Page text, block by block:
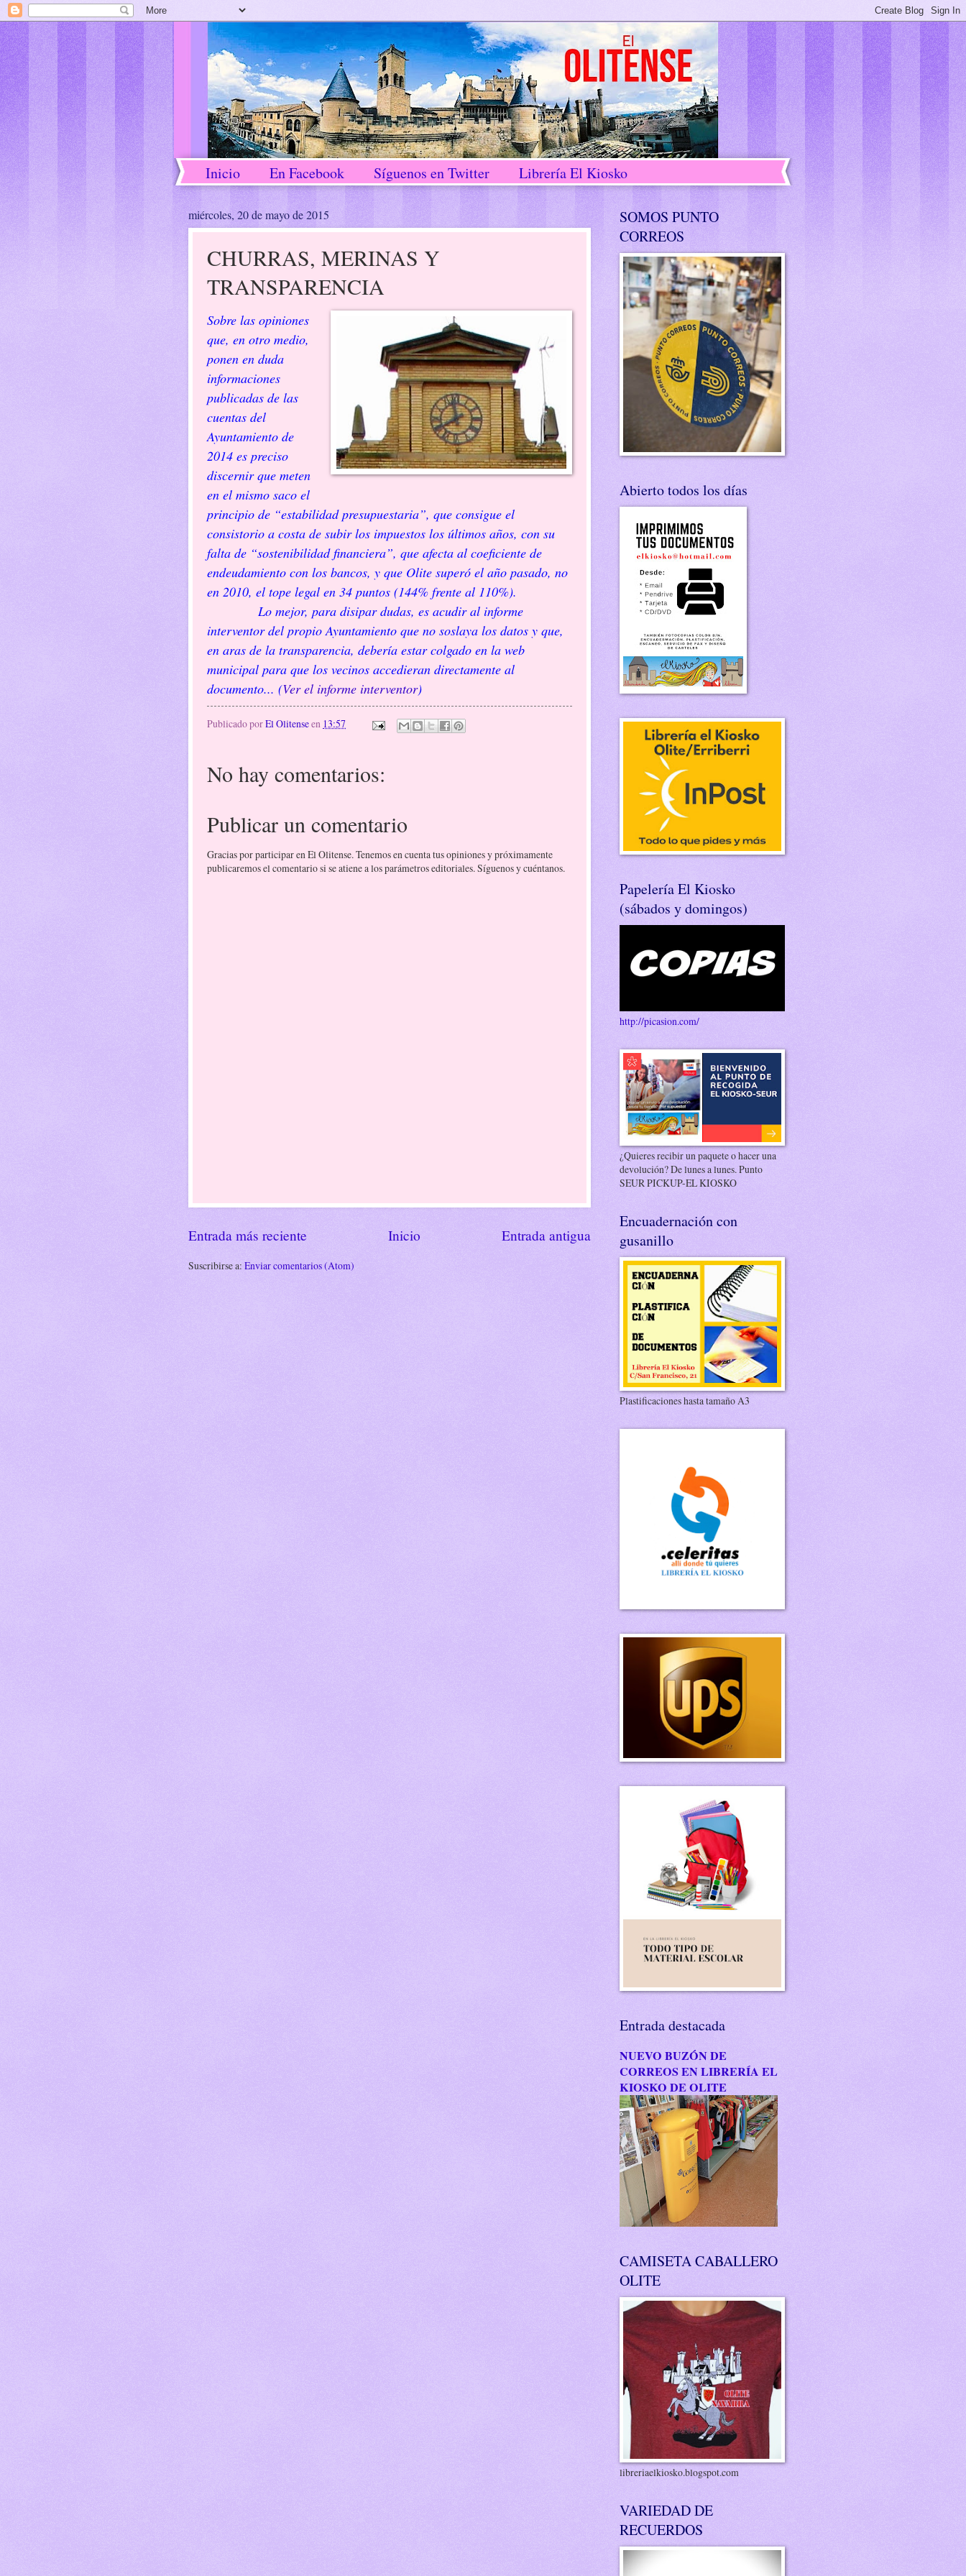
Inicio En Facebook Síguenos en Twitter Librería El Kiosko
miércoles, 20 de mayo de 2015
CHURRAS, MERINAS Y
TRANSPARENCIA
Sobre las opiniones
que, en otro medio,
ponen en duda
informaciones
publicadas de las
cuentas del
Ayuntamiento de
2014 es preciso
discernir que meten
en el mismo saco el
principio de “estabilidad presupuestaria”, que consigue el
consistorio a costa de subir los impuestos los últimos años, con su
falta de “sostenibilidad financiera”, que afecta al coeficiente de
endeudamiento con los bancos, y que Olite superó el año pasado, no
en 2010, el tope legal en 34 puntos (144% frente al 110%).
Lo mejor, para disipar dudas, es acudir al informe
interventor del propio Ayuntamiento que no soslaya los datos y que,
en aras de la transparencia, debería estar colgado en la web
municipal para que los vecinos accedieran directamente al
documento... (Ver el informe interventor)
Publicado porEl Olitenseen 13:57
No hay comentarios:
Publicar un comentario
Gracias por participar en El Olitense. Tenemos en cuenta tus opiniones y próximamente
publicaremos el comentario si se atiene a los parámetros editoriales. Síguenos y cuéntanos.
Entrada más reciente Entrada antigua
Inicio
Suscribirse a: Enviar comentarios (Atom)
SOMOS PUNTO
CORREOS
Abierto todos los días
Papelería El Kiosko
(sábados y domingos)
http://picasion.com/
¿Quieres recibir un paquete o hacer una
devolución? De lunes a lunes. Punto
SEUR PICKUP-EL KIOSKO
Encuadernación con
gusanillo
Plastificaciones hasta tamaño A3
Entrada destacada
NUEVO BUZÓN DE
CORREOS EN LIBRERÍA EL
KIOSKO DE OLITE
CAMISETA CABALLERO
OLITE
libreriaelkiosko.blogspot.com
VARIEDAD DE
RECUERDOS